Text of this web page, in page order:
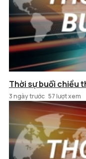
Thời sự buổi chiều
3 ngày trước 57 lượt xem